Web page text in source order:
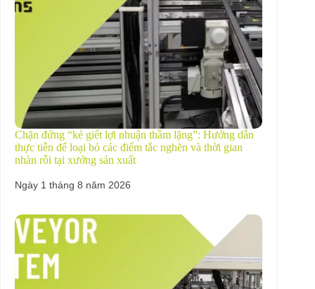
Chặn đứng “kẻ giết lợi nhuận thầm lặng”: Hướng dẫn
thực tiễn để loại bỏ các điểm tắc nghẽn và thời gian
nhàn rỗi tại xưởng sản xuất
Ngày 1 tháng 8 năm 2026